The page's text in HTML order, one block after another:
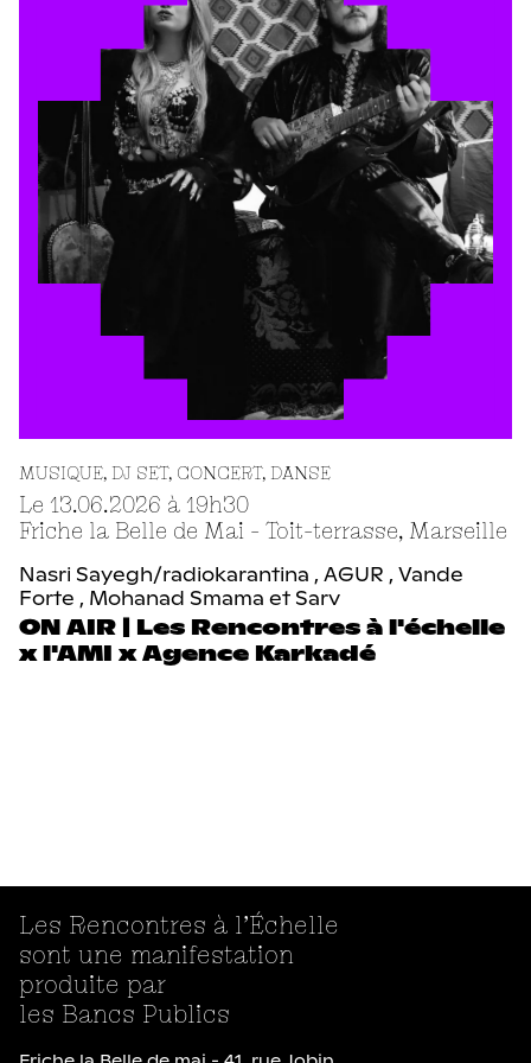
LABORATOIRE DE CRÉATION
DÉBAT D'IDÉES
ON AIR | Les Rencontres à l'échelle
x l'AMI x Agence Karkadé
Nasri Sayegh/radiokarantina , AGUR , Vande
Forte , Mohanad Smama et Sarv
MUSIQUE DJ SET CONCERT DANSE
Le 13.06.2026 à 19h30
Friche la Belle de Mai - Toit-terrasse, Marseille
Les Rencontres à l’Échelle
sont une manifestation
produite par
les Bancs Publics